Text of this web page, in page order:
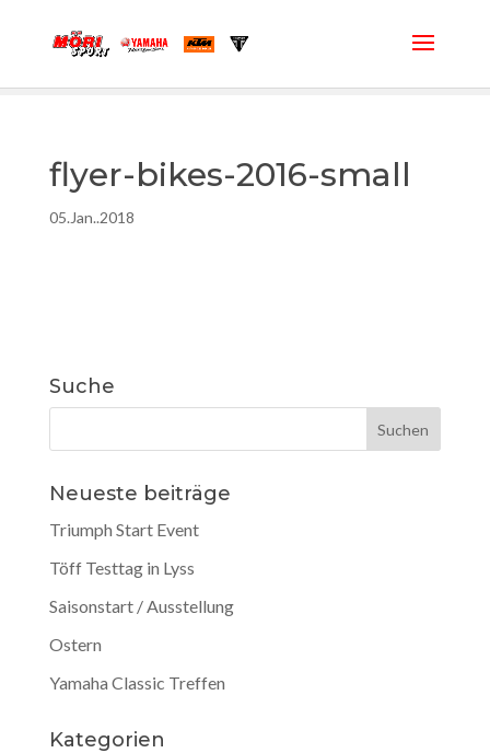
flyer-bikes-2016-small
05.Jan..2018
Suche
Neueste beiträge
Triumph Start Event
Töff Testtag in Lyss
Saisonstart / Ausstellung
Ostern
Yamaha Classic Treffen
Kategorien